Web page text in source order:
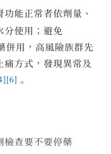
功能正常者依劑量、
分使用；避免
併用，高風險族群先
方式，發現異常及
[6] 。
檢查要不要停藥